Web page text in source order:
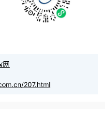
网
207.html